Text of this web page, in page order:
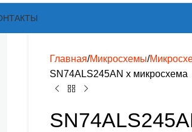
Главная Микросхемы
SN74ALS245AN х микросхема